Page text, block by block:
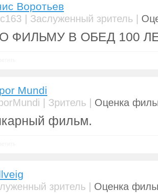
Воротьев
| Заслуженный зритель |
ФИЛЬМУ В ОБЕД 100
Mundi
| Зритель | Оценка
фильм.
зритель | Оценка